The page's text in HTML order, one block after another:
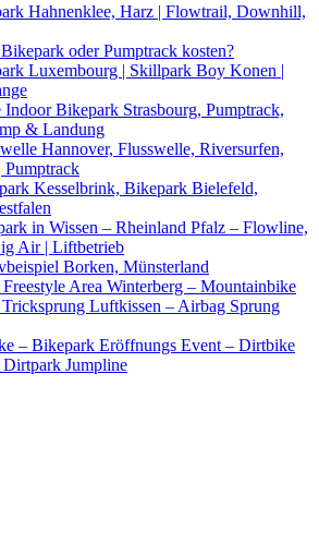
Hahnenklee, Harz | Flowtrail, Downhill,
oder Pumptrack kosten?
Luxembourg | Skillpark Boy Konen |
Indoor Bikepark Strasbourg, Pumptrack,
& Landung
Hannover, Flusswelle, Riversurfen,
Pumptrack
Kesselbrink, Bikepark Bielefeld,
in Wissen – Rheinland Pfalz – Flowline,
Air | Liftbetrieb
Borken, Münsterland
Area Winterberg – Mountainbike
Luftkissen – Airbag Sprung
– Bikepark Eröffnungs Event – Dirtbike
Jumpline